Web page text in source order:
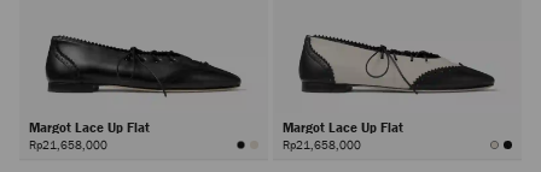
Margot Lace Up Flat
Rp21,658,000
Margot Lace Up Flat
Rp21,658,000